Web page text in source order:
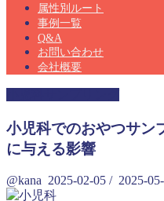
属性別ルート
事例一覧
Q&A
お問い合わせ
会社概要
小児科でのおやつサン
に与える影響
@kana 2025-02-05 / 2025-